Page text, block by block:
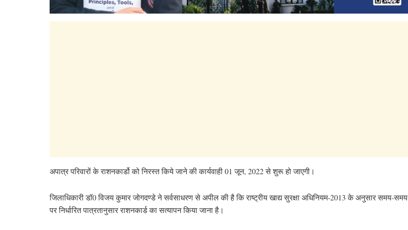
अपात्र परिवारों के राशनकार्डो को निरस्त किये जाने की कार्यवाही 01 जून, 2022 से शुरू हो जाएगी।
जिलाधिकारी डॉ0 विजय कुमार जोगदण्डे ने सर्वसाधरण से अपील की है कि राष्ट्रीय खाद्य सुरक्षा अधिनियम-2013 के अनुसार समय-समय
पर निर्धारित पात्रतानुसार राशनकार्ड का सत्यापन किया जाना है।